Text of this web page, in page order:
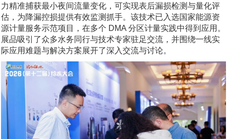
力精准捕获最小夜间流量变化，可实现表后漏损检测与量化评
估，为降漏控损提供有效监测抓手。该技术已入选国家能源资
源计量服务示范项目，在多个 DMA 分区计量实践中得到应用。
展品吸引了众多水务同行与技术专家驻足交流，并围绕一线实
际应用难题与解决方案展开了深入交流与讨论。